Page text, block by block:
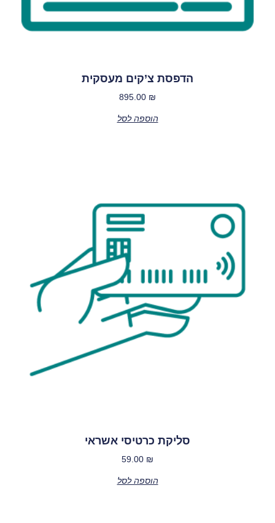
הדפסת צ’קים מעסקית
895.00 ₪
הוספה לסל
סליקת כרטיסי אשראי
59.00 ₪
הוספה לסל